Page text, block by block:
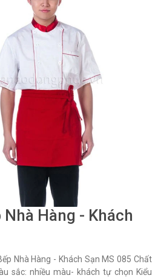
Hàng - Khách
Nhà Hàng - Khách Sạn MS 085 Chất
sắc: nhiều màu- khách tự chọn Kiểu